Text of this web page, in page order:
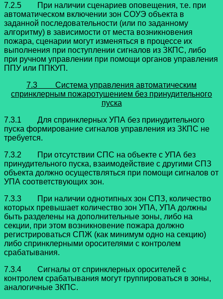
7.2.5 При наличии сценариев оповещения, т.е. при
автоматическом включении зон СОУЭ объекта в
заданной последовательности (или по заданному
алгоритму) в зависимости от места возникновения
пожара, сценарии могут изменяться в процессе их
выполнения при поступлении сигналов из ЗКПС, либо
при ручном управлении при помощи органов управления
ППУ или ППКУП.
7.3 Система управления автоматическим
спринклерным пожаротушением без принудительного
пуска
7.3.1 Для спринклерных УПА без принудительного
пуска формирование сигналов управления из ЗКПС не
требуется.
7.3.2 При отсутствии СПС на объекте с УПА без
принудительного пуска, взаимодействие с другими СПЗ
объекта должно осуществляться при помощи сигналов от
УПА соответствующих зон.
7.3.3 При наличии однотипных зон СПЗ, количество
которых превышает количество зон УПА, УПА должны
быть разделены на дополнительные зоны, либо на
секции, при этом возникновение пожара должно
регистрироваться СПЖ (как минимум одно на секцию)
либо спринклерными оросителями с контролем
срабатывания.
7.3.4 Сигналы от спринклерных оросителей с
контролем срабатывания могут группироваться в зоны,
аналогичные ЗКПС.